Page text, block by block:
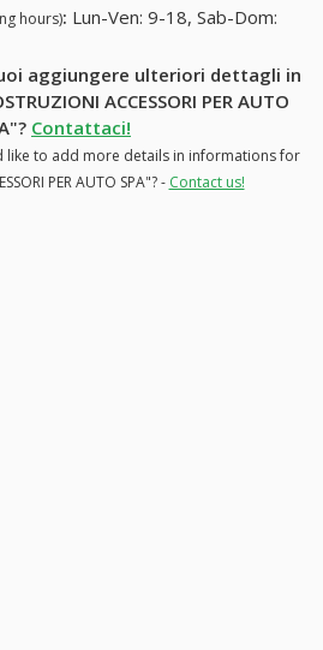
hours): Lun-Ven: 9-18, Sab-Dom:
aggiungere ulteriori dettagli in
ACCESSORI PER AUTO
Contattaci!
to add more details in informations for
PER AUTO SPA"? - Contact us!